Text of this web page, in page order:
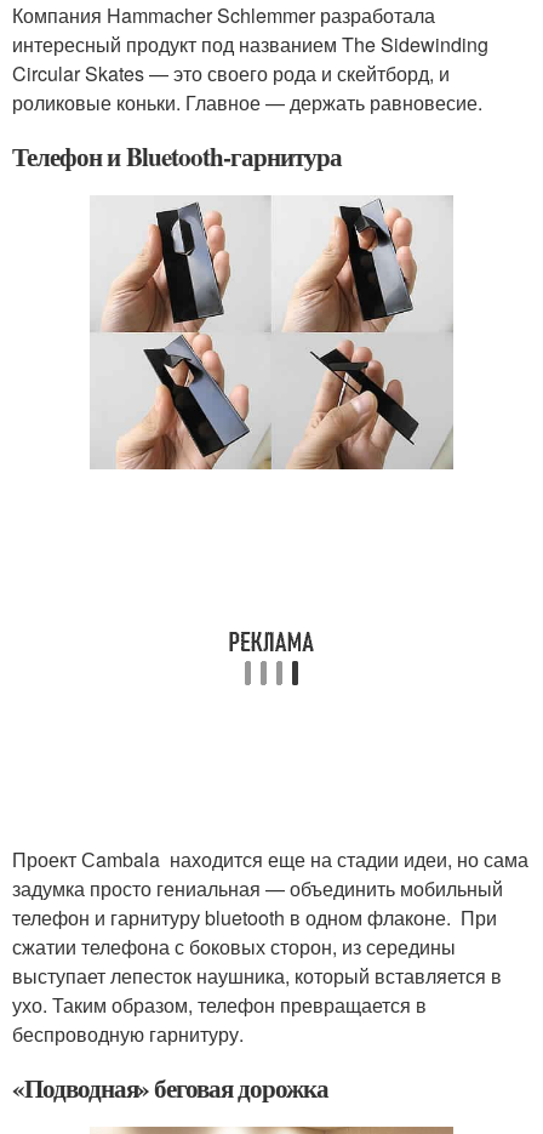
Компания Hammacher Schlemmer разработала
интересный продукт под названием The Sidewinding
Circular Skates — это своего рода и скейтборд, и
роликовые коньки. Главное — держать равновесие.
Телефон и Bluetooth-гарнитура
Проект Сambala находится еще на стадии идеи, но сама
задумка просто гениальная — объединить мобильный
телефон и гарнитуру bluetooth в одном флаконе. При
сжатии телефона с боковых сторон, из середины
выступает лепесток наушника, который вставляется в
ухо. Таким образом, телефон превращается в
беспроводную гарнитуру.
«Подводная» беговая дорожка